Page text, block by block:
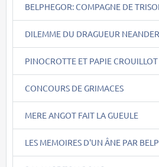
BELPHEGOR: COMPAGNE DE
DILEMME DU DRAGUEUR
PINOCROTTE ET PAPIE CROUILLOT
CONCOURS DE GRIMACES
MERE ANGOT FAIT LA GUEULE
LES MEMOIRES D'UN ÂNE PAR BELP